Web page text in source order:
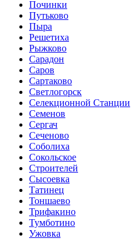
Починки
Путьково
Пыра
Решетиха
Рыжково
Сарадон
Саров
Сартаково
Светлогорск
Селекционной Станции
Семенов
Сергач
Сеченово
Соболиха
Сокольское
Строителей
Сысоевка
Татинец
Тоншаево
Трифакино
Тумботино
Ужовка